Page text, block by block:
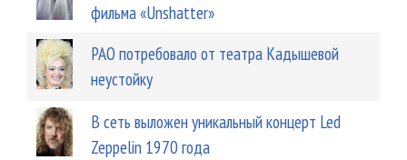
фильма «Unshatter»
РАО потребовало от театра Кадышевой
неустойку
В сеть выложен уникальный концерт Led
Zeppelin 1970 года